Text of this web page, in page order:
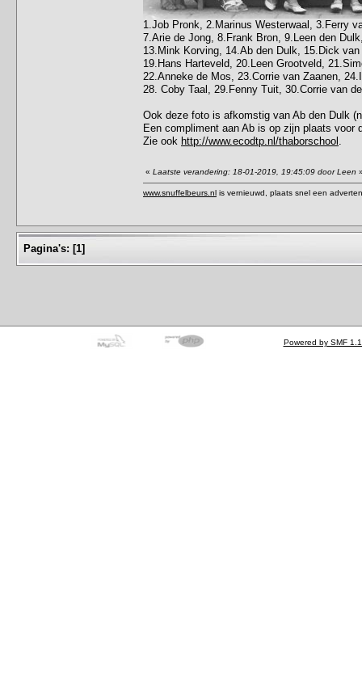
1.Job Pronk, 2.Marinus Westerwaal, 3.Ferry
7.Arie de Jong, 8.Frank Bron, 9.Leen den
13.Mink Korving, 14.Ab den Dulk, 15.Dick
19.Hans Harteveld, 20.Leen Grootveld,
22.Anneke de Mos, 23.Corrie van Zaanen,
28. Coby Taal, 29.Fenny Tuit, 30.Corrie van
Ook deze foto is afkomstig van Ab den Dulk
Een compliment aan Ab is op zijn plaats voor
Zie ook http://www.ecodtp.nl/thaborschool
« Laatste verandering: 18-01-2019, 19:45:09 door Leen
www.snuffelbeurs.nl is vernieuwd, plaats snel een
Pagina's: [1]
Powered by SMF